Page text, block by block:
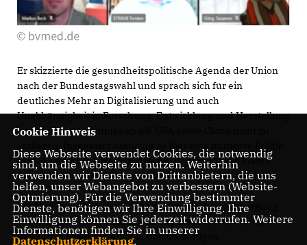
Er skizzierte die gesundheitspolitische Agenda der Union
nach der Bundestagswahl und sprach sich für ein
deutliches Mehr an Digitalisierung und auch
Unabhängigkeit in Forschung, Entwicklung und Herstellung
aus, um den Anschluss an die USA sowie China nicht zu
und in puncto EU-Medical-Device-Regulation ein klares
Bekenntnis zu den Herstellern am Standort Deutschland.
Die MedTech-Branche sei für die Gesundheitsversorgung
besonders wichtig, das habe man gerade in der Corona-
Pandemie gesehen. Auch in den derzeitigen
Cookie Hinweis
Diese Webseite verwendet Cookies, die notwendig
sind, um die Webseite zu nutzen. Weiterhin
verwenden wir Dienste von Drittanbietern, die uns
helfen, unser Webangebot zu verbessern (Website-
Optmierung). Für die Verwendung bestimmter
Dienste, benötigen wir Ihre Einwilligung. Ihre
Einwilligung können Sie jederzeit widerrufen. Weitere
Informationen finden Sie in unserer
Datenschutzerklärung.